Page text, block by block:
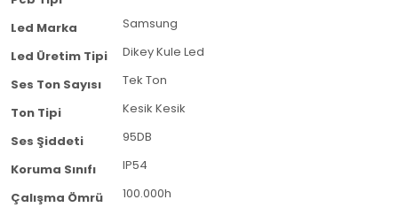
Led Marka Samsung
Led Üretim Tipi Dikey Kule Led
Ses Ton Sayısı Tek Ton
Ton Tipi Kesik Kesik
Ses Şiddeti 95DB
Koruma Sınıfı IP54
Çalışma Ömrü 100.000h